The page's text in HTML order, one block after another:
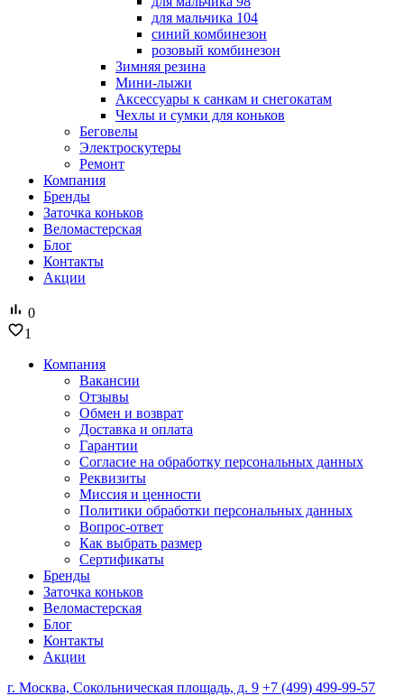
для мальчика 104
синий комбинезон
розовый комбинезон
Зимняя резина
Мини-лыжи
Аксессуары к санкам и снегокатам
Чехлы и сумки для коньков
Беговелы
Электроскутеры
Ремонт
Компания
Бренды
Заточка коньков
Веломастерская
Блог
Контакты
Акции
0
1
Компания
Вакансии
Отзывы
Обмен и возврат
Доставка и оплата
Гарантии
Согласие на обработку персональных данных
Реквизиты
Миссия и ценности
Политики обработки персональных данных
Вопрос-ответ
Как выбрать размер
Сертификаты
Бренды
Заточка коньков
Веломастерская
Блог
Контакты
Акции
г. Москва, Сокольническая площадь, д. 9 +7 (499) 499-99-57